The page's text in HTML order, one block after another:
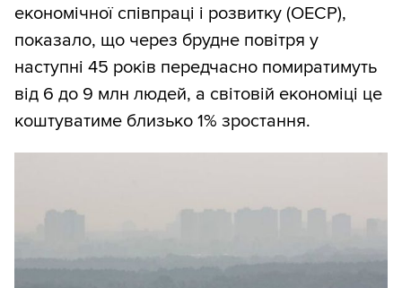
економічної співпраці і розвитку (ОЕСР),
показало, що через брудне повітря у
наступні 45 років передчасно помиратимуть
від 6 до 9 млн людей, а світовій економіці це
коштуватиме близько 1% зростання.